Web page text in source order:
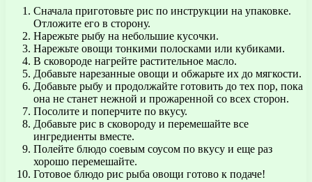
Сначала приготовьте рис по инструкции на упаковке.
Отложите его в сторону.
Нарежьте рыбу на небольшие кусочки.
Нарежьте овощи тонкими полосками или кубиками.
В сковороде нагрейте растительное масло.
Добавьте нарезанные овощи и обжарьте их до мягкости.
Добавьте рыбу и продолжайте готовить до тех пор, пока
она не станет нежной и прожаренной со всех сторон.
Посолите и поперчите по вкусу.
Добавьте рис в сковороду и перемешайте все
ингредиенты вместе.
Полейте блюдо соевым соусом по вкусу и еще раз
хорошо перемешайте.
Готовое блюдо рис рыба овощи готово к подаче!